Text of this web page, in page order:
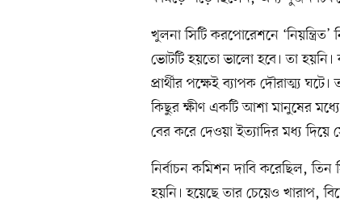
খুলনা সিটি করপোরেশনে
ভোটটি হয়তো ভালো হবে। তা
প্রার্থীর পক্ষেই ব্যাপক দৌরাত্ম্য
কিছুর ক্ষীণ একটি আশা মানুষের মধ্যে
বের করে দেওয়া ইত্যাদির মধ্য দিয়ে
নির্বাচন কমিশন দাবি করেছিল, তিন
হয়নি। হয়েছে তার চেয়েও খারাপ,